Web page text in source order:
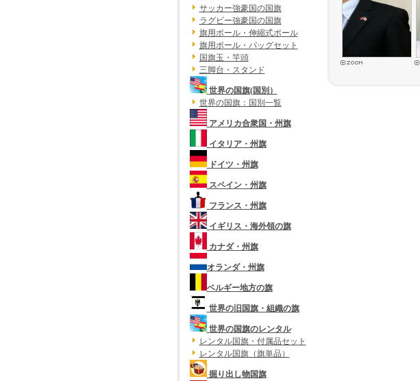
サッカー強豪国の国旗
ラグビー強豪国の国旗
旗用ポール・伸縮式ポール
旗用ポール・バッグセット
国旗玉・竿頭
三脚台・スタンド
世界の国旗(国別）
世界の国旗：国別一覧
アメリカ合衆国・州旗
イタリア・州旗
ドイツ・州旗
スペイン・州旗
フランス・州旗
イギリス・海外領の旗
カナダ・州旗
オランダ・州旗
ベルギー地方の旗
世界の旧国旗・組織の旗
世界の国旗のレンタル
レンタル国旗・付属品セット
レンタル国旗（旗単品）
掘り出し物国旗